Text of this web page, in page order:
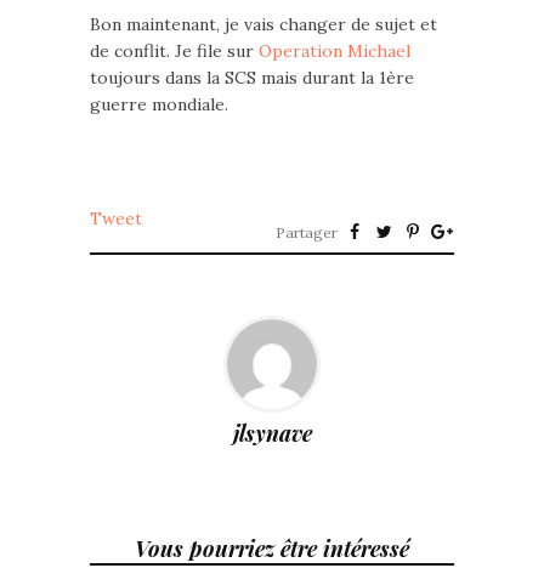
Bon maintenant, je vais changer de sujet et
de conflit. Je file sur Operation Michael
toujours dans la SCS mais durant la 1ère
guerre mondiale.
Tweet
Partager
jlsynave
Vous pourriez être intéressé